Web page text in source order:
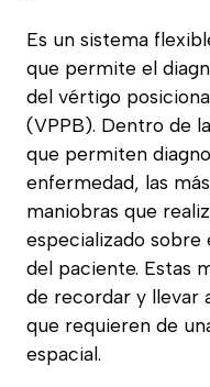
Es un sistema
que permite el
del vértigo
(VPPB). Dentro de
que permiten
enfermedad, las
maniobras que
especializado
del paciente. Estas
de recordar y llevar
que requieren de
espacial.